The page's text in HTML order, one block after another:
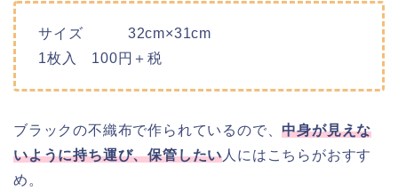
サイズ 32cm×31cm
1枚入 100円＋税
ブラックの不織布で作られているので、中身が見えな
いように持ち運び、保管したい 人にはこちらがおすす
め。